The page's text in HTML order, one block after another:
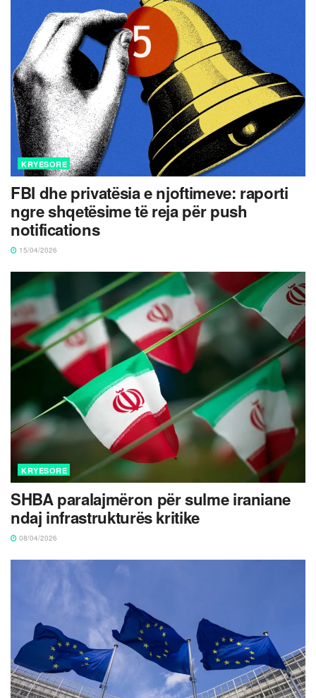
KRYESORE
FBI dhe privatësia e njoftimeve: raporti
ngre shqetësime të reja për push
notifications
15/04/2026
KRYESORE
SHBA paralajmëron për sulme iraniane
ndaj infrastrukturës kritike
08/04/2026